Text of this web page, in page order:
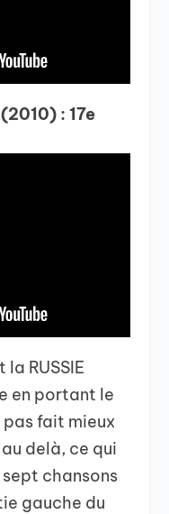
: 17e
RUSSIE
en portant le
pas fait mieux
delà, ce qui
chansons
gauche du